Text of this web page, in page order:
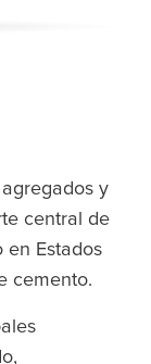
y
central de
en Estados
cemento.